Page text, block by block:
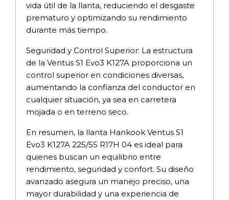
vida útil de la llanta, reduciendo el desgaste
prematuro y optimizando su rendimiento
durante más tiempo.
Seguridad y Control Superior: La estructura
de la Ventus S1 Evo3 K127A proporciona un
control superior en condiciones diversas,
aumentando la confianza del conductor en
cualquier situación, ya sea en carretera
mojada o en terreno seco.
En resumen, la llanta Hankook Ventus S1
Evo3 K127A 225/55 R17H 04 es ideal para
quienes buscan un equilibrio entre
rendimiento, seguridad y confort. Su diseño
avanzado asegura un manejo preciso, una
mayor durabilidad y una experiencia de